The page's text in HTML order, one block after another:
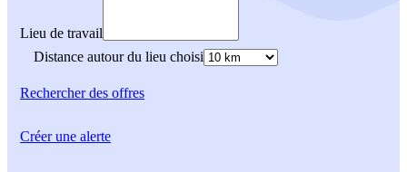
Lieu de travail
Distance autour du lieu choisi
Rechercherdes offres
Créer une alerte